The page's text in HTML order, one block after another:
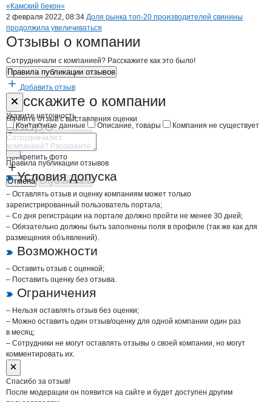
«Камский бекон»
2 февраля 2022, 08:34 Доля рынка топ-20 производителей свинины
продолжила увеличиваться
Отзывы о компании
Сотрудничали с компанией? Расскажите как это было!
Правила публикации отзывов
Добавить отзыв
Расскажите о компании
Начните отзыв с выставления оценки
Прикрепить фото
Отмена Опубликовать
Форма обратной связи о неточностях
Укажите неточность
Контактные данные
Описание, товары Компания не существует
Отмена Опубликовать
Правила публикации отзывов
Условия допуска
– Оставлять отзыв и оценку компаниям может только
зарегистрированный пользователь портала;
– Со дня регистрации на портале должно пройти не менее 30 дней;
– Обязательно должны быть заполнены поля в профиле (так же как для
размещения объявлений).
Возможности
– Оставить отзыв с оценкой;
– Поставить оценку без отзыва.
Ограничения
– Нельзя оставлять отзыв без оценки;
– Можно оставить один отзыв/оценку для одной компании один раз
в месяц;
– Сотрудники не могут оставлять отзывы о своей компании, но могут
комментировать их.
Спасибо за отзыв!
После модерации он появится на сайте и будет доступен другим